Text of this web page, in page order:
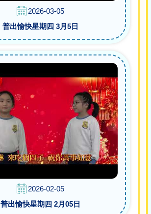
2026-03-05
普出愉快星期四 3月5日
2026-02-05
普出愉快星期四 2月05日